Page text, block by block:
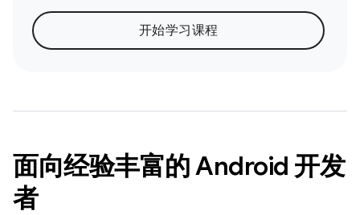
开始学习课程
面向经验丰富的 Android 开发
者